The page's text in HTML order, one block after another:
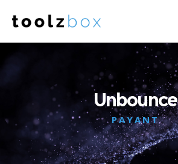
Unbounce
PAYANT